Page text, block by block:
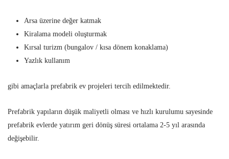
Arsa üzerine değer katmak
Kiralama modeli oluşturmak
Kırsal turizm (bungalov / kısa dönem konaklama)
Yazlık kullanım
gibi amaçlarla prefabrik ev projeleri tercih edilmektedir.
Prefabrik yapıların düşük maliyetli olması ve hızlı kurulumu sayesinde
prefabrik evlerde yatırım geri dönüş süresi ortalama 2-5 yıl arasında
değişebilir.